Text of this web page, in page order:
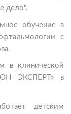
дело".
обучение в
с
в клинической
ЭКСПЕРТ» в
детским